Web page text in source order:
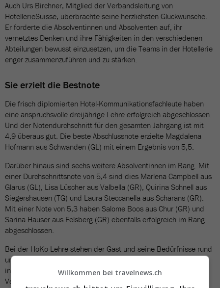
Auch Urs Birchner, Mitglied der Verbandsleitung von
HotellerieSuisse, überbrachte seine herzlichsten Glückwünsche.
Er forderte die Absolventinnen und Absolventen auf, ihr
vernetztes Denken und ihre Fähigkeiten in den verschiedenen
Abteilungen bewusst einzusetzen, um die Teams in der Hotellerie
enger zusammenzuführen und zu stärken.
Sie erzielt die Bestnote
Die frisch diplomierten Hotel-Kommunikationsfachleute haben
eine anspruchsvolle dreijährige Lehre erfolgreich abgeschlossen.
Und der Notendurchschnitt für den gesamten Jahrgang ist mit
4,9 überaus gut. Die beste Abschlussnote erzielte Magdalena
Hofmann aus Schwanden (GL) mit einem Ergebnis von 5,5.
Darüber hinaus sind sechs weitere Absolventinnen im Rang. Mit
einer Durchschnittsnote von 5,4 sind dies Marlena Campbell aus
Glarus (GL), Lisa Lüscher aus Valbella (GR), Quirina Schnell aus
Siegershausen (TG) und Laura Steccanella aus Scharans (GR).
Mit einer Note von 5,3 haben Salome Boos aus Chur (GR) und
Sarina Hauser aus Felsberg (GR) ebenfalls erfolgreich im Rang
abgeschlossen.
Bei der HoKo-Lehre stehen der Gast und seine Bedürfnisse rund
um das Hotelerlebnis im Mittelpunkt. So werden die Lernenden
in der 360-Grad Ausbildung nicht nur darauf geschult, als
Vernetzer in allen Hotel-Bereichen tätig zu sein, sondern werden
Willkommen bei travelnews.ch